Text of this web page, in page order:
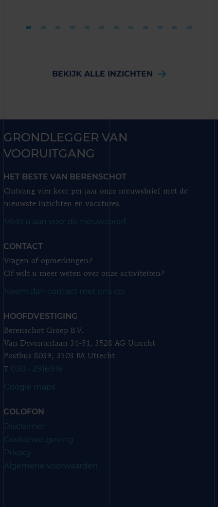
BEKIJK ALLE INZICHTEN
GRONDLEGGER VAN
VOORUITGANG
HET BESTE VAN BERENSCHOT
Ontvang vier keer per jaar onze nieuwsbrief met de
nieuwste inzichten en vacatures.
Meld u aan voor de nieuwsbrief.
CONTACT
Vragen of opmerkingen?
Of wilt u meer weten over onze activiteiten?
Neem dan contact met ons op.
HOOFDVESTIGING
Berenschot Groep B.V.
Van Deventerlaan 31-51, 3528 AG Utrecht
Postbus 8039, 3503 RA Utrecht
T 030 - 2916916
Google maps
COLOFON
Disclaimer
Cookiewetgeving
Privacy
Algemene voorwaarden